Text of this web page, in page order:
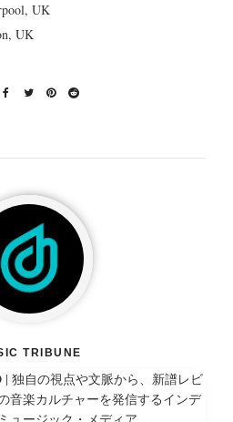
UK
UK
TRIBUNE
| 独自の視点や文脈から、新譜レビ
音楽カルチャーを発信するインデ